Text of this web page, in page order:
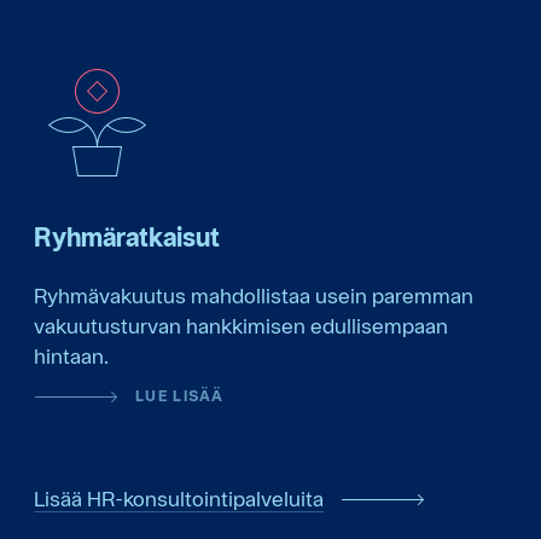
Ryhmäratkaisut
Ryhmävakuutus mahdollistaa usein paremman
vakuutusturvan hankkimisen edullisempaan
hintaan.
LUE LISÄÄ
Lisää HR-konsultointipalveluita